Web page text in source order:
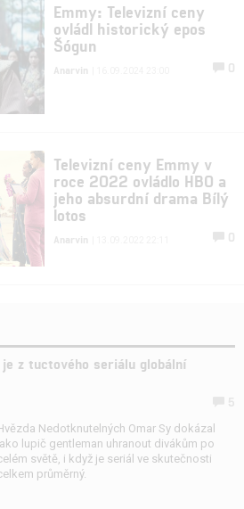
Emmy: Televizní ceny
ovládl historický epos
Šógun
Anarvin 0
Televizní ceny Emmy v
roce 2022 ovládlo HBO a
jeho absurdní drama Bílý
lotos
Anarvin 0
z tuctového seriálu globální
Nedotknutelných Omar Sy dokázal
lupič gentleman uhranout divákům po
světě, i když je seriál ve skutečnosti
průměrný.